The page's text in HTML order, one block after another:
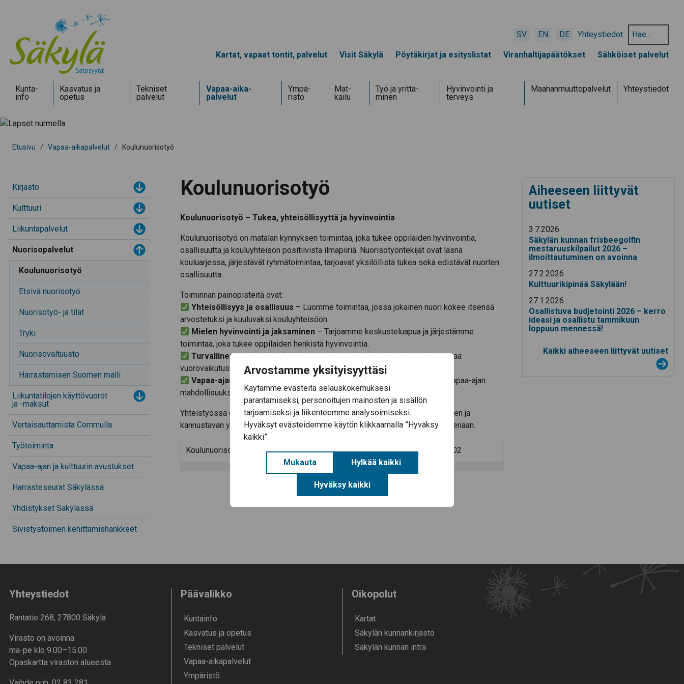
Arvostamme yksityisyyttäsi
Käytämme evästeitä selauskokemuksesi
parantamiseksi, personoitujen mainosten ja sisällön
tarjoamiseksi ja liikenteemme analysoimiseksi.
Hyväksyt evästeidemme käytön klikkaamalla ”Hyväksy
kaikki”.
Mukauta Hylkää kaikki
Hyväksy kaikki
SV EN DE Yhteystiedot
Hae
hakusanalla:
Kartat, vapaat tontit, palvelut
Visit Säkylä Pöytäkirjat ja esityslistat Viranhaltijapäätökset Sähköiset palvelut
Kunta­
info
Kasvatus ja
opetus
Tekniset
palvelut
Vapaa-aika­
palvelut
Ympä­
ristö
Mat­
kailu
Työ ja yrittä­
minen
Hyvinvointi ja
terveys
Maahanmuuttopalvelut Yhteystiedot
Etusivu / Vapaa-aikapalvelut / Koulunuorisotyö
Koulunuorisotyö
Koulunuorisotyö – Tukea, yhteisöllisyyttä ja hyvinvointia
Koulunuorisotyö on matalan kynnyksen toimintaa, joka tukee oppilaiden hyvinvointia,
osallisuutta ja kouluyhteisön positiivista ilmapiiriä. Nuorisotyöntekijät ovat läsnä
kouluarjessa, järjestävät ryhmätoimintaa, tarjoavat yksilöllistä tukea sekä edistävät nuorten
osallisuutta.
Toiminnan painopisteitä ovat:
Yhteisöllisyys ja osallisuus – Luomme toimintaa, jossa jokainen nuori kokee itsensä
arvostetuksi ja kuuluvaksi kouluyhteisöön.
Mielen hyvinvointi ja jaksaminen – Tarjoamme keskusteluapua ja järjestämme
toimintaa, joka tukee oppilaiden henkistä hyvinvointia.
Turvallinen kouluarki– Ehkäisemme kiusaamista ja edistämme rakentavaa
vuorovaikutusta.
Vapaa-ajan ja koulun yhdistäminen
– Tarjoamme harrastustoimintaa ja vapaa-ajan
mahdollisuuksia koulupäivän yhteydessä.
Yhteistyössä opettajien ja muiden koulun toimijoiden kanssa luomme turvallisen ja
kannustavan ympäristön, jossa jokainen nuori voi kasvaa ja kehittyä omana itsenään.
Koulunuorisotyöntekijä Laura Saarela 044 4575202
Aiheeseen liittyvät
uutiset
3.7.2026
Säkylän kunnan frisbeegolfin
mestaruuskilpailut 2026 –
ilmoittautuminen on avoinna
27.2.2026
Kulttuurikipinää Säkylään!
27.1.2026
Osallistuva budjetointi 2026 – kerro
ideasi ja osallistu tammikuun
loppuun mennessä!
Kaikki aiheeseen liittyvät uutiset
Kirjasto
Toggle menu
Kulttuuri
Toggle menu
Liikuntapalvelut
Toggle menu
Nuorisopalvelut
Toggle menu
Koulunuorisotyö
Etsivä nuorisotyö
Nuorisotyö- ja tilat
Tryki
Nuorisovaltuusto
Harrastamisen Suomen malli
Liikuntatilojen käyttövuorot
ja -maksut
Toggle menu
Vertaisauttamista Commulla
Työtoiminta
Vapaa-ajan ja kulttuurin avustukset
Harrasteseurat Säkylässä
Yhdistykset Säkylässä
Sivistystoimen kehittämishankkeet
Yhteystiedot
Rantatie 268, 27800 Säkylä
Virasto on avoinna
ma-pe klo 9.00–15.00
Opaskartta viraston alueesta
Päävalikko
Kunta­info
Kasvatus ja opetus
Tekniset palvelut
Vapaa-aika­palvelut
Ympä­ristö
Oikopolut
Kartat
Säkylän kunnankirjasto
Säkylän kunnan intra